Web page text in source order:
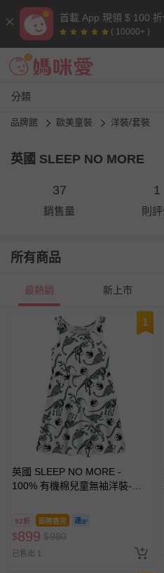
首載 App 現領 $ 100 折
( 10000+ )
分類
品牌館 歐美童裝 洋裝/套裝
英國 SLEEP NO MORE
37
銷售量
1
則
所有商品
最熱銷 新上市
1
英國 SLEEP NO MORE -
100% 有機棉兒童無袖洋裝-侏
92折 即將售完
$899 $980
已售出 1